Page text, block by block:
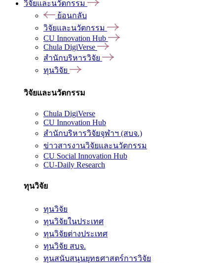
วิจัยและนวัตกรรม
ย้อนกลับ
วิจัยและนวัตกรรม
CU Innovation Hub
Chula DigiVerse
สำนักบริหารวิจัย
ทุนวิจัย
วิจัยและนวัตกรรม
Chula DigiVerse
CU Innovation Hub
สำนักบริหารวิจัยจุฬาฯ (สบจ.)
ข่าวสารงานวิจัยและนวัตกรรม
CU Social Innovation Hub
CU-Daily Research
ทุนวิจัย
ทุนวิจัย
ทุนวิจัยในประเทศ
ทุนวิจัยต่างประเทศ
ทุนวิจัย สบจ.
ทุนสนับสนุนยุทธศาสตร์การวิจัย